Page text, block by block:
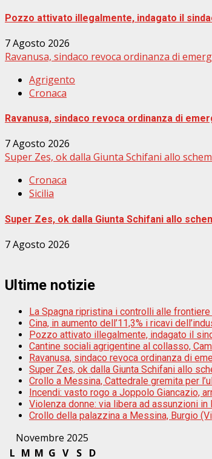
Pozzo attivato illegalmente, indagato il
7 Agosto 2026
Ravanusa, sindaco revoca ordinanza di
Agrigento
Cronaca
Ravanusa, sindaco revoca ordinanza di
7 Agosto 2026
Super Zes, ok dalla Giunta Schifani allo
Cronaca
Sicilia
Super Zes, ok dalla Giunta Schifani allo
7 Agosto 2026
Ultime notizie
La Spagna ripristina i controlli alle frontiere
Cina, in aumento dell’11,3% i ricavi
Pozzo attivato illegalmente, indagato il
Cantine sociali agrigentine al collasso,
Ravanusa, sindaco revoca ordinanza di
Super Zes, ok dalla Giunta Schifani allo
Crollo a Messina, Cattedrale gremita per
Incendi: vasto rogo a Joppolo Giancazio,
Violenza donne: via libera ad assunzioni in
Crollo della palazzina a Messina, Burgio
Novembre 2025
L M M G V S D